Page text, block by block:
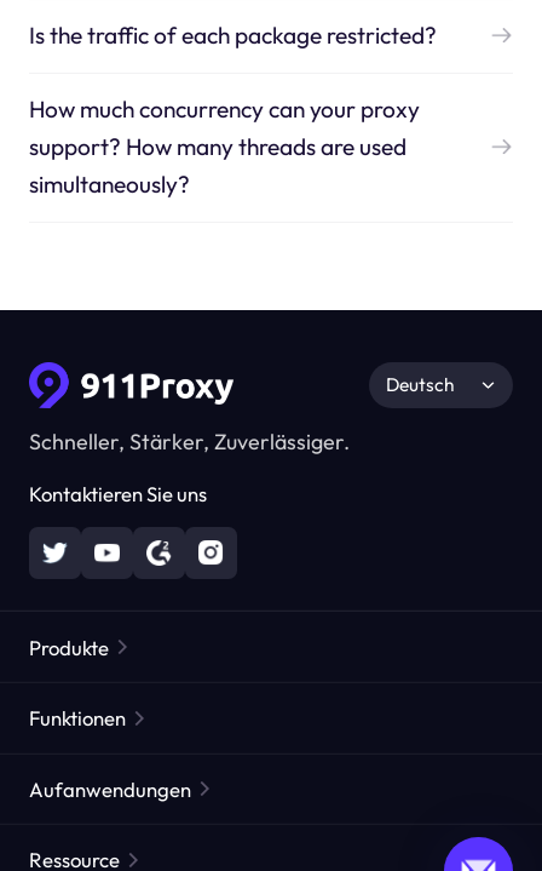
Is the traffic of each package restricted?
How much concurrency can your proxy
support? How many threads are used
simultaneously?
Schneller, Stärker, Zuverlässiger.
Kontaktieren Sie uns
Deutsch
Produkte
Statische Residential Proxies
Funktionen
ISP agentur agentur
Aufanwendungen
Ressource